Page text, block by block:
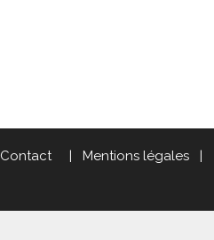
Contact| Mentions légales |